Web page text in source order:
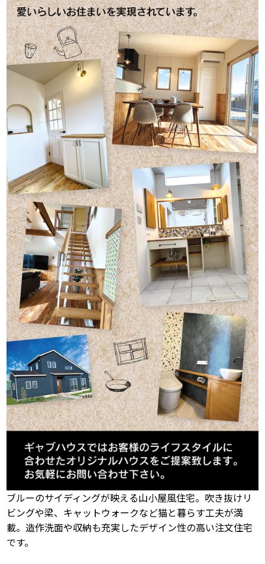
ブルーのサイディングが映える山小屋風住宅。吹き抜けリ
ビングや梁、キャットウォークなど猫と暮らす工夫が満
載。造作洗面や収納も充実したデザイン性の高い注文住宅
です。